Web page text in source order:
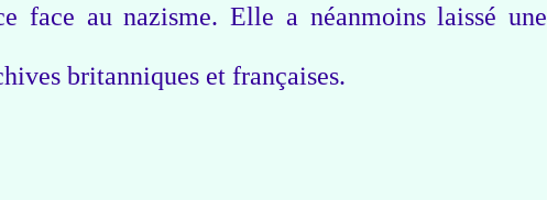
face au nazisme. Elle a néanmoins laissé une
britanniques et françaises.